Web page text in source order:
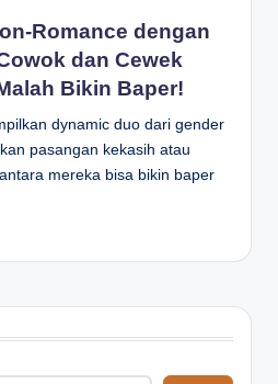
Romance dengan
dan Cewek
Bikin Baper!
dynamic duo dari gender
pasangan kekasih atau
mereka bisa bikin baper